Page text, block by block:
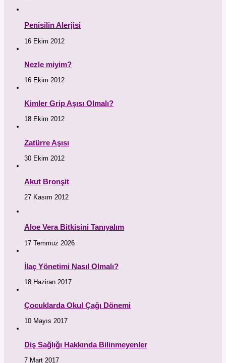
Penisilin Alerjisi
16 Ekim 2012
Nezle miyim?
16 Ekim 2012
Kimler Grip Aşısı Olmalı?
18 Ekim 2012
Zatürre Aşısı
30 Ekim 2012
Akut Bronşit
27 Kasım 2012
Aloe Vera Bitkisini Tanıyalım
17 Temmuz 2026
İlaç Yönetimi Nasıl Olmalı?
18 Haziran 2017
Çocuklarda Okul Çağı Dönemi
10 Mayıs 2017
Diş Sağlığı Hakkında Bilinmeyenler
7 Mart 2017